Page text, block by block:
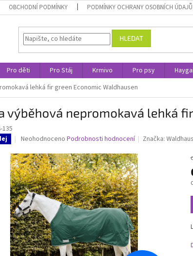
OBCHODNÍ PODMÍNKY PODMÍNKY OCHRANY OSOBNÍCH ÚDAJŮ
HLEDAT
Pro děti Pro Stáj Krmivo Pro psy
lehká fir green Economic Waldhausen
výběhová nepromokavá lehká
135
Průměrné
produktu
je
0,0
z
5
hvězdiček.
Neohodnoceno Podrobnosti hodnocení Značka: